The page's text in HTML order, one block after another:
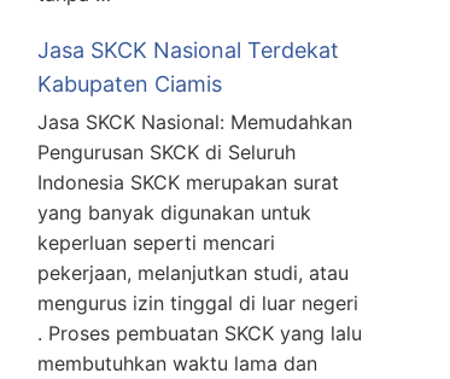
Jasa SKCK Nasional Terdekat
Kabupaten Ciamis
Jasa SKCK Nasional: Memudahkan
Pengurusan SKCK di Seluruh
Indonesia SKCK merupakan surat
yang banyak digunakan untuk
keperluan seperti mencari
pekerjaan, melanjutkan studi, atau
mengurus izin tinggal di luar negeri
. Proses pembuatan SKCK yang lalu
membutuhkan waktu lama dan